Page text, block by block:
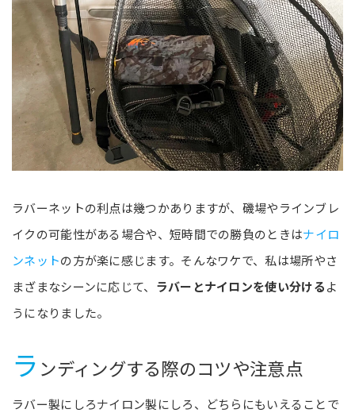
ラバーネットの利点は幾つかありますが、磯場やラインブレ
イクの可能性がある場合や、短時間での勝負のときはナイロ
ンネットの方が楽に感じます。そんなワケで、私は場所やさ
まざまなシーンに応じて、 ラバーとナイロンを使い分けるよ
うになりました。
ラ ンディングする際のコツや注意点
ラバー製にしろナイロン製にしろ、どちらにもいえることで